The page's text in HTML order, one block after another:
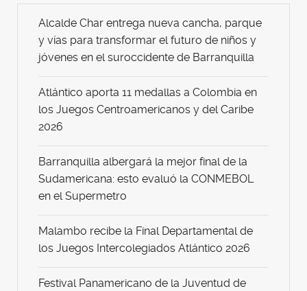
Alcalde Char entrega nueva cancha, parque
y vías para transformar el futuro de niños y
jóvenes en el suroccidente de Barranquilla
Atlántico aporta 11 medallas a Colombia en
los Juegos Centroamericanos y del Caribe
2026
Barranquilla albergará la mejor final de la
Sudamericana: esto evaluó la CONMEBOL
en el Supermetro
Malambo recibe la Final Departamental de
los Juegos Intercolegiados Atlántico 2026
Festival Panamericano de la Juventud de